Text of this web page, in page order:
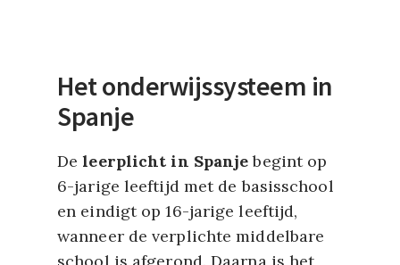
Het onderwijssysteem in
Spanje
Deleerplicht in Spanjebegint op
6-jarige leeftijd met de basisschool
en eindigt op 16-jarige leeftijd,
wanneer de verplichte middelbare